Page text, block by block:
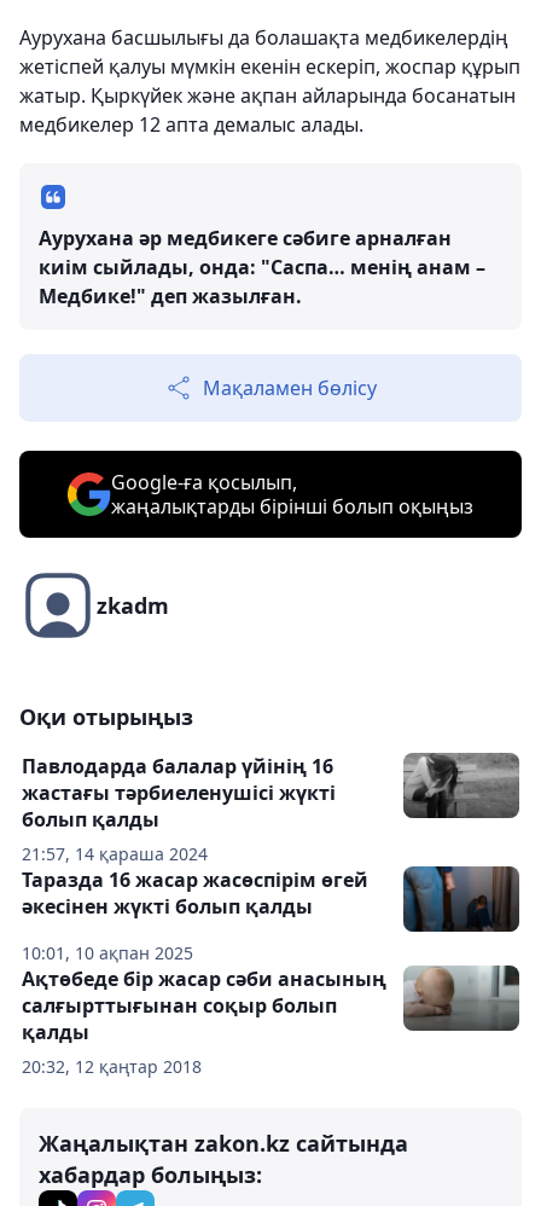
Аурухана басшылығы да болашақта медбикелердің
жетіспей қалуы мүмкін екенін ескеріп, жоспар құрып
жатыр. Қыркүйек және ақпан айларында босанатын
медбикелер 12 апта демалыс алады.
Аурухана әр медбикеге сәбиге арналған
киім сыйлады, онда: "Саспа… менің анам –
Медбике!" деп жазылған.
Мақаламен бөлісу
Google-ға қосылып,
жаңалықтарды бірінші болып оқыңыз
zkadm
Оқи отырыңыз
21:57, 14 қараша 2024
Павлодарда балалар үйінің 16
жастағы тәрбиеленушісі жүкті
болып қалды
10:01, 10 ақпан 2025
Таразда 16 жасар жасөспірім өгей
әкесінен жүкті болып қалды
20:32, 12 қаңтар 2018
Ақтөбеде бір жасар сәби анасының
салғырттығынан соқыр болып
қалды
Жаңалықтан zakon.kz сайтында
хабардар болыңыз: